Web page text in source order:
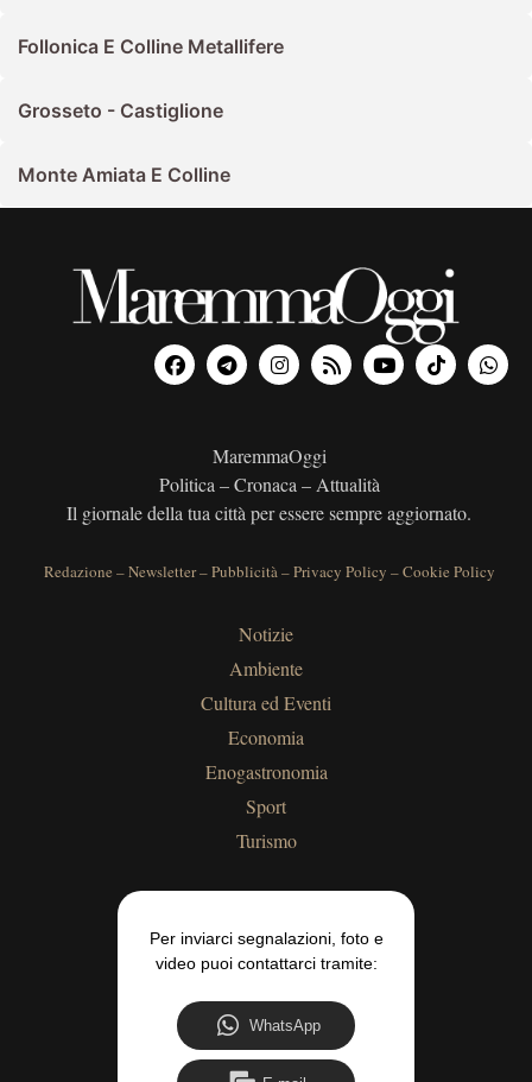
Follonica E Colline Metallifere
Grosseto - Castiglione
Monte Amiata E Colline
MaremmaOggi
Politica – Cronaca – Attualità
Il giornale della tua città per essere sempre aggiornato.
Redazione –Newsletter–Pubblicità–Privacy Policy –Cookie Policy
Notizie
Ambiente
Cultura ed Eventi
Economia
Enogastronomia
Sport
Turismo
Per inviarci segnalazioni, foto e
video puoi contattarci tramite:
WhatsApp